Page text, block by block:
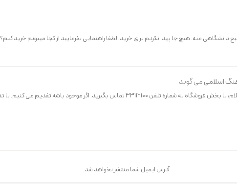
دانشگاهی منه. هیچ جا پیدا نکردم برای خرید. لطفا راهنمایی بفرمایید از کجا میتونم خرید کنم؟
اسلامیمی گوید
بخش فروشگاه به شماره تلفن ۳۳۱۱۲۱۰۰ تماس بگیرید. اگر موجود باشه تقدیم می کنیم. با تشکر
آدرس ایمیل شما منتشر نخواهد شد.